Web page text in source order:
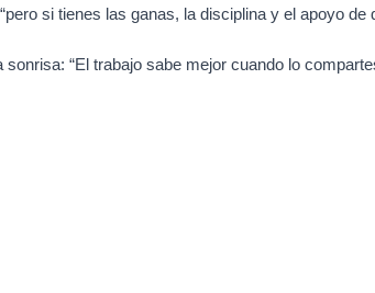
si tienes las ganas, la disciplina y el apoyo de
“El trabajo sabe mejor cuando lo